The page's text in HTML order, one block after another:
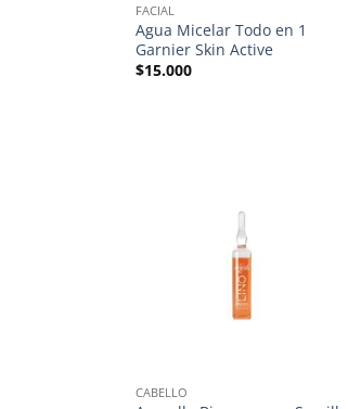
FACIAL
Agua Micelar Todo en 1
Garnier Skin Active
$15.000
CABELLO